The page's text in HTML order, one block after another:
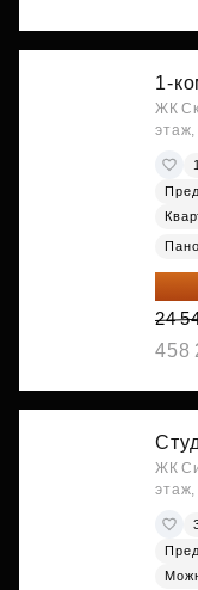
1-
ЖК
20
24
458
ЖК